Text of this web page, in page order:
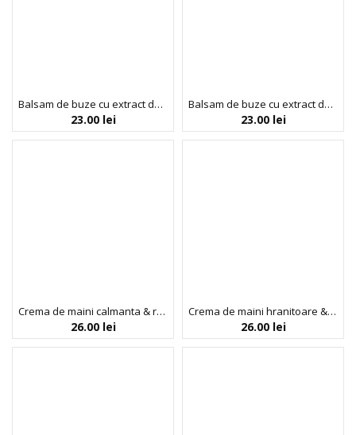
Balsam de buze cu extract de miere si lapte de magarita, BIOBAZA BEES & DONKEYS, 4,5 g
23.00 lei
Balsam de buze cu extract de miere si ovaz, BIOBAZA BEES & OATS, 4,5 g
23.00 lei
Crema de maini calmanta & reparatoare, cu lapte de magarita, 24 h, Bees & Donkey, Biobaza, 50 ml
26.00 lei
Crema de maini hranitoare & protectoare, cu miere si lapte de ovaz, 24 h, Bees & Oats, Biobaza, 50 ml
26.00 lei